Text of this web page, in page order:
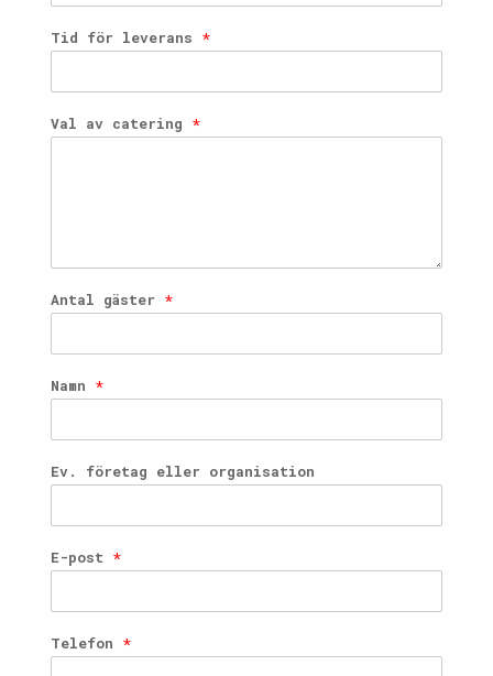
Tid för leverans *
Val av catering *
Antal gäster *
Namn *
Ev. företag eller organisation
E-post *
Telefon *